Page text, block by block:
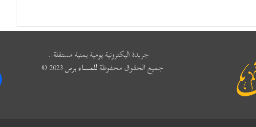
جريدة اليكترونية يومية يمنية مستقلة..
جميع الحقوق محفوظةللمساء برس